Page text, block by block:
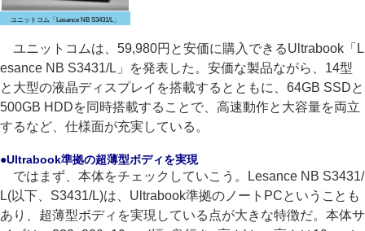
ユニットコム「Lesance NB S3431/L」
ユニットコムは、59,980円と安価に購入できるUltrabook「L
esance NB S3431/L」を発表した。安価な製品ながら、14型
と大型の液晶ディスプレイを搭載するとともに、64GB SSDと
500GB HDDを同時搭載することで、高速動作と大容量を両立
するなど、仕様面が充実している。
●Ultrabook準拠の超薄型ボディを実現
ではまず、本体をチェックしていこう。Lesance NB S3431/
L(以下、S3431/L)は、Ultrabook準拠のノートPCということも
あり、超薄型ボディを実現している点が大きな特徴だ。本体サ